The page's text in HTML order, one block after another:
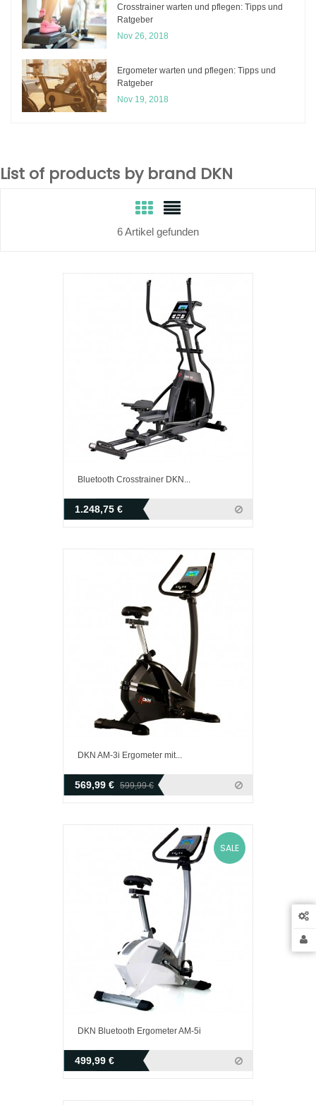
Crosstrainer warten und pflegen: Tipps und
Ratgeber
Nov 26, 2018
Ergometer warten und pflegen: Tipps und
Ratgeber
Nov 19, 2018
List of products by brand DKN
6 Artikel gefunden
Bluetooth Crosstrainer DKN...
1.248,75 €
DKN AM-3i Ergometer mit...
569,99 € 599,99 €
SALE
DKN Bluetooth Ergometer AM-5i
499,99 €